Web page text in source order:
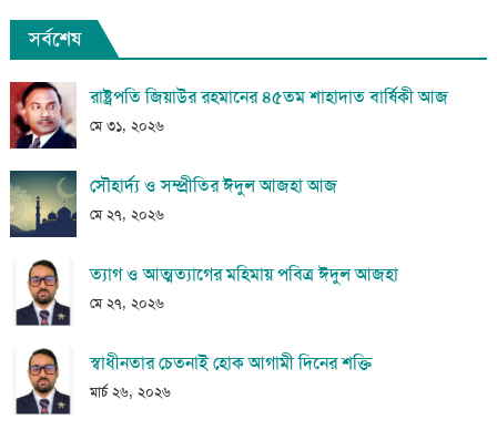
সর্বশেষ
রাষ্ট্রপতি জিয়াউর রহমানের ৪৫তম শাহাদাত বার্ষিকী আজ
মে ৩১, ২০২৬
সৌহার্দ্য ও সম্প্রীতির ঈদুল আজহা আজ
মে ২৭, ২০২৬
ত্যাগ ও আত্মত্যাগের মহিমায় পবিত্র ঈদুল আজহা
মে ২৭, ২০২৬
স্বাধীনতার চেতনাই হোক আগামী দিনের শক্তি
মার্চ ২৬, ২০২৬